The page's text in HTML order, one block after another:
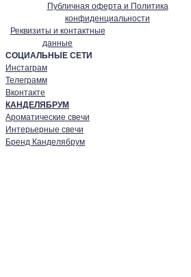
Публичная оферта и Политика
конфиденциальности
Реквизиты и контактные
данные
СОЦИАЛЬНЫЕ СЕТИ
Инстаграм
Телеграмм
Вконтакте
КАНДЕЛЯБРУМ
Ароматические свечи
Интерьерные свечи
Бренд Канделябрум